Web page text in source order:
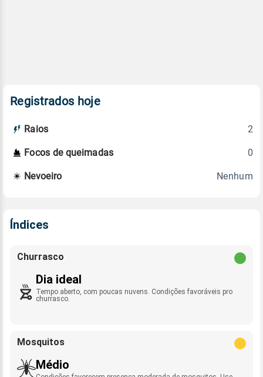
Registrados hoje
Raios 2
Focos de queimadas 0
Nevoeiro Nenhum
Índices
Churrasco
Dia ideal
Tempo aberto, com poucas nuvens. Condições favoráveis pro
churrasco.
Mosquitos
Médio